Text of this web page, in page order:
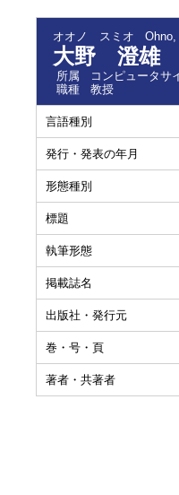
オオノ スミオ
大野 澄雄
所属
コンピュータサ
職種
教授
言語種別
発行・発表の年月
形態種別
標題
執筆形態
掲載誌名
出版社・発行元
巻・号・頁
著者・共著者